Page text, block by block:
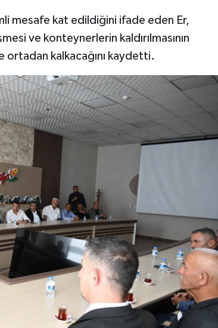
mesafe kat edildiğini ifade eden Er,
ve konteynerlerin kaldırılmasının
ortadan kalkacağını kaydetti.